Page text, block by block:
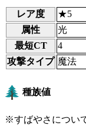
レア度
★5
属性
光
最短CT
4
攻撃タイプ 魔法
種族値
※すばやさについ